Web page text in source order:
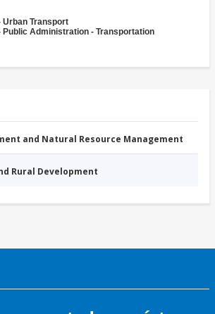
Urban Transport
Public Administration - Transportation
and Natural Resource Management
Rural Development